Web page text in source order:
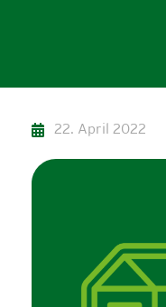
22. April 2022